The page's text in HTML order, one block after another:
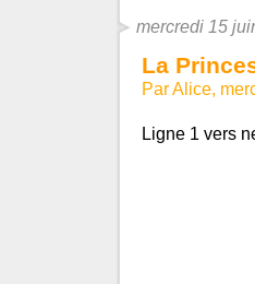
mercredi 15
La
Par Alice,
Ligne 1 vers